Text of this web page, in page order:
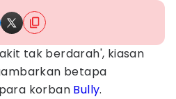
tak berdarah', kiasan
betapa
korban Bully.